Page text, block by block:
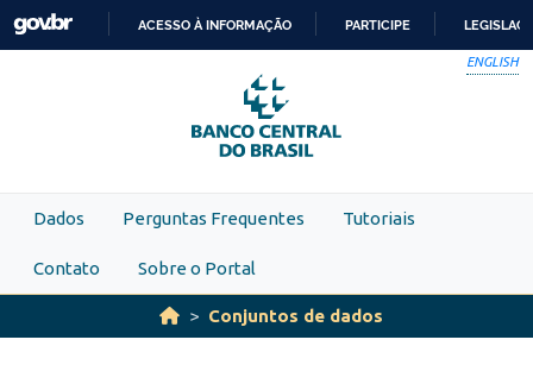
Skip to main content
PARA
O
CONTEÚDO
ACESSO À INFORMAÇÃO PARTICIPE
ENGLISH
Dados Perguntas Frequentes Tutoriais
Contato Sobre o Portal
Conjuntos de dados